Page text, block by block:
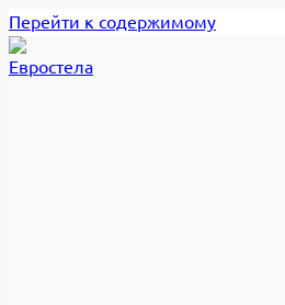
Перейти к содержимому